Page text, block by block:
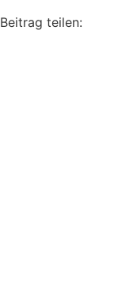
Beitrag teilen: